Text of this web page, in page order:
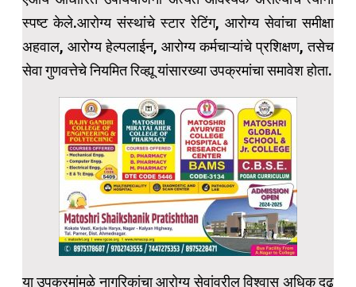
स्पष्ट केले.आरोग्य संस्थांचे स्टार रेटिंग, आरोग्य सेवांचा समीक्षा
अहवाल, आरोग्य हेल्पलाईन, आरोग्य कर्मचाऱ्यांचे प्रशिक्षण, तसेच
सेवा गुणवत्तेचे नियमित रिव्ह्यू यांसारख्या उपक्रमांचा समावेश होता.
या उपक्रमांमुळे नागरिकांचा आरोग्य सेवांवरील विश्वास अधिक दृढ